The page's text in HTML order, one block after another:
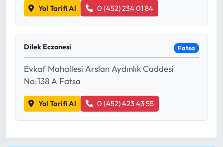
Yol Tarifi Al 0 (452) 234 01 84
Dilek Eczanesi Fatsa
Evkaf Mahallesi Arslan Aydınlık Caddesi
No:138 A Fatsa
Yol Tarifi Al 0 (452) 423 43 55